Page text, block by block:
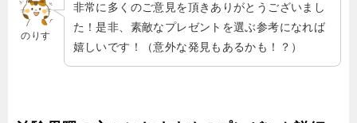
のりす
非常に多くのご意見を頂きありがとうございまし
た！是非、素敵なプレゼントを選ぶ参考になれば
嬉しいです！（意外な発見もあるかも！？）